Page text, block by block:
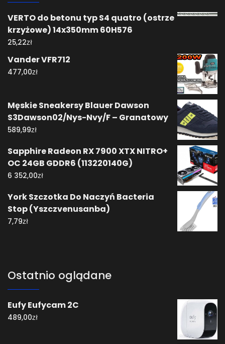
VERTO do betonu typ S4 quatro (ostrze
krzyżowe) 14x350mm 60H576
25,22zł
Vander VFR712
477,00zł
Męskie Sneakersy Blauer Dawson
S3Dawson02/Nys-Nvy/F – Granatowy
589,99zł
Sapphire Radeon RX 7900 XTX NITRO+
OC 24GB GDDR6 (113220140G)
6 352,00zł
York Szczotka Do Naczyń Bacteria
Stop (Yszczvenusanba)
7,79zł
Ostatnio oglądane
Eufy Eufycam 2C
489,00zł